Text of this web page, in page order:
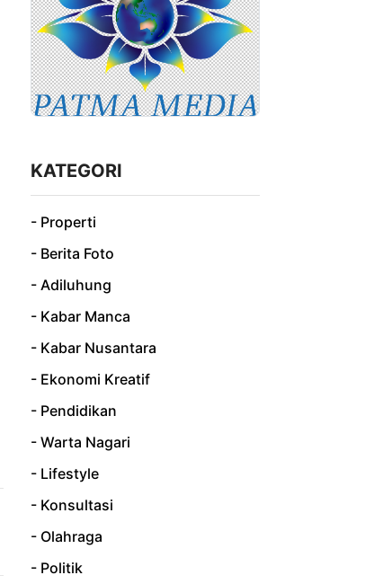
KATEGORI
- Properti
- Berita Foto
- Adiluhung
- Kabar Manca
- Kabar Nusantara
- Ekonomi Kreatif
- Pendidikan
- Warta Nagari
- Lifestyle
- Konsultasi
- Olahraga
- Politik